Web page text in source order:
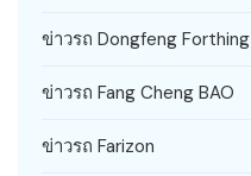
ข่าวรถ Dongfeng Forthing
ข่าวรถ Fang Cheng BAO
ข่าวรถ Farizon